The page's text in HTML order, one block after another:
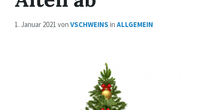
1. Januar 2021 von VSCHWEINS in ALLGEMEIN